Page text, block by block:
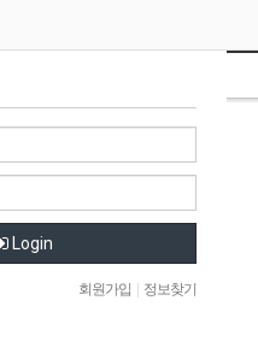
Login
회원가입 정보찾기